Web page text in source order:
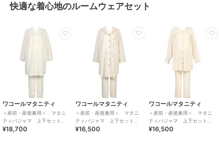
快適な着心地のルームウェアセット
ワコールマタニティ
＜産前・産後兼用＞ マタニ
ティパジャマ 上下セット
（ＭＦＷ４１３）
¥18,700
ワコールマタニティ
＜産前・産後兼用＞ マタニ
ティパジャマ 上下セット
（ＭＦＹ１１６）
¥16,500
ワコールマタニティ
＜産前・産後兼用＞ マタニ
ティパジャマ 上下セット
（ＭＦＹ２３５）
¥16,500